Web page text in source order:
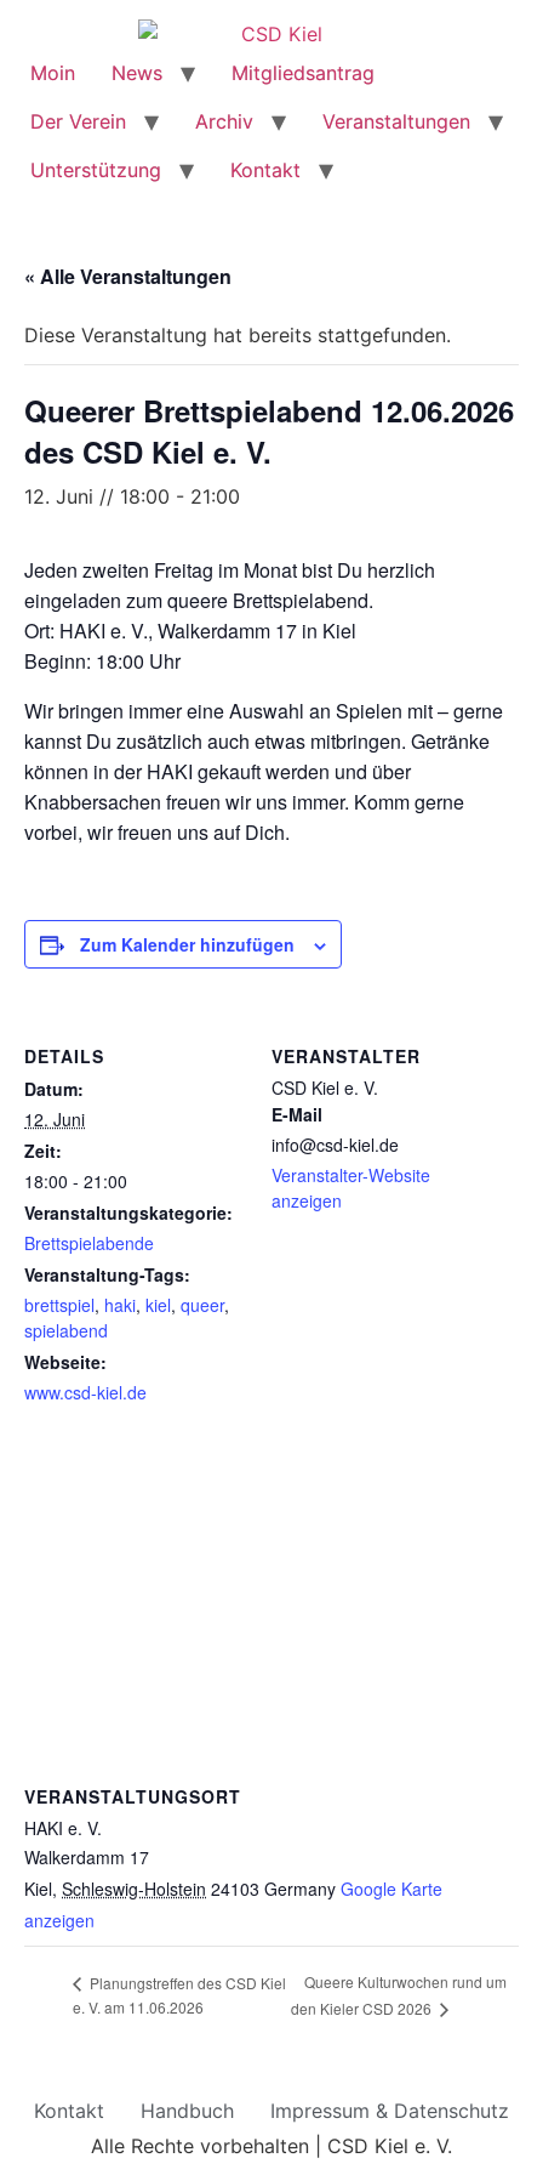
Moin News
Mitgliedsantrag
Der Verein
Archiv
Veranstaltungen
Unterstützung
Kontakt
« Alle Veranstaltungen
Diese Veranstaltung hat bereits stattgefunden.
Queerer Brettspielabend 12.06.2026
des CSD Kiel e. V.
12. Juni // 18:00 - 21:00
Jeden zweiten Freitag im Monat bist Du herzlich
eingeladen zum queere Brettspielabend.
Ort: HAKI e. V., Walkerdamm 17 in Kiel
Beginn: 18:00 Uhr
Wir bringen immer eine Auswahl an Spielen mit – gerne
kannst Du zusätzlich auch etwas mitbringen. Getränke
können in der HAKI gekauft werden und über
Knabbersachen freuen wir uns immer. Komm gerne
vorbei, wir freuen uns auf Dich.
Zum Kalender hinzufügen
DETAILS
Datum:
12. Juni
Zeit:
18:00 - 21:00
Veranstaltungskategorie:
Brettspielabende
Veranstaltung-Tags:
brettspiel, haki, kiel, queer,
spielabend
Webseite:
www.csd-kiel.de
VERANSTALTER
CSD Kiel e. V.
E-Mail
info@csd-kiel.de
Veranstalter-Website
anzeigen
VERANSTALTUNGSORT
HAKI e. V.
Walkerdamm 17
Kiel, Schleswig-Holstein 24103 Germany Google Karte
anzeigen
Planungstreffen des CSD Kiel
e. V. am 11.06.2026
Queere Kulturwochen rund um
den Kieler CSD 2026
Kontakt Handbuch
Impressum & Datenschutz
Alle Rechte vorbehalten | CSD Kiel e. V.